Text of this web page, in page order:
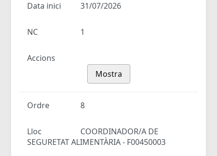
Data inici 31/07/2026
NC 1
Accions
Mostra
Ordre 8
Lloc
COORDINADOR/A DE
SEGURETAT ALIMENTÀRIA - F00450003